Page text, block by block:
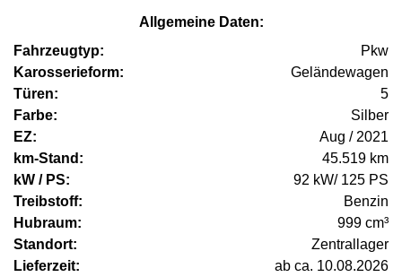
Allgemeine Daten:
Fahrzeugtyp:
Pkw
Karosserieform:
Geländewagen
Türen:
5
Farbe:
Silber
EZ:
Aug / 2021
km-Stand:
45.519 km
kW / PS:
92 kW/ 125 PS
Treibstoff:
Benzin
Hubraum:
999 cm³
Standort:
Zentrallager
Lieferzeit:
ab ca. 10.08.2026